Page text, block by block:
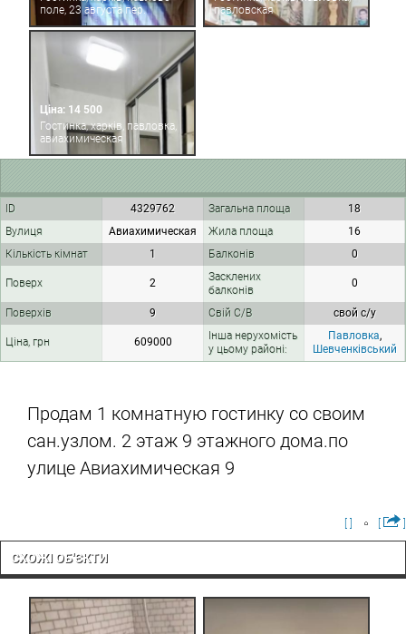
поле, 23 августа пер.
павловская
Ціна: 14 500
Гостинка, харків, павловка,
авиахимическая
ID 4329762 Загальна площа
18
Вулиця
Авиахимическая Жила площа
16
Кількість кімнат
1 Балконів 0
Поверх 2
Засклених
балконів
0
Поверхів 9 Свій С/В свой с/у
Ціна, грн 609000
Інша нерухомість
у цьому районі:
Павловка,
Шевченківський
Продам 1 комнатную гостинку со своим
сан.узлом. 2 этаж 9 этажного дома.по
улице Авиахимическая 9
СХОЖІ ОБ'ЄКТИ